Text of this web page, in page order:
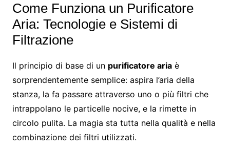
Come Funziona un Purificatore
Aria: Tecnologie e Sistemi di
Filtrazione
Il principio di base di un purificatore ariaè
sorprendentemente semplice: aspira l’aria della
stanza, la fa passare attraverso uno o più filtri che
intrappolano le particelle nocive, e la rimette in
circolo pulita. La magia sta tutta nella qualità e nella
combinazione dei filtri utilizzati.